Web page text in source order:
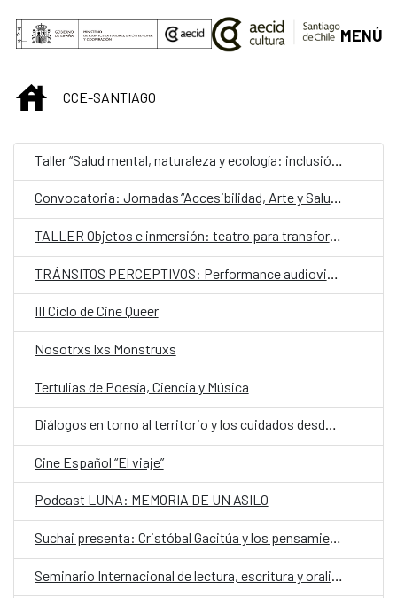
Saltar al contenido principal
MENÚ
INICIOCCE-SANTIAGO
Taller “Salud mental, naturaleza y ecología: inclusión y estimulación creativa en museos, instituciones y centros culturales”
Convocatoria: Jornadas “Accesibilidad, Arte y Salud como punto de encuentro y cultura inclusiva en museos, instituciones y centros culturales”
TALLER Objetos e inmersión: teatro para transformar
III Ciclo de Cine Queer
Nosotrxs lxs Monstruxs
Tertulias de Poesía, Ciencia y Música
Diálogos en torno al territorio y los cuidados desde una mirada de género
Cine Español “El viaje”
Podcast LUNA: MEMORIA DE UN ASILO
Suchai presenta: Cristóbal Gacitúa y los pensamientos ajenos